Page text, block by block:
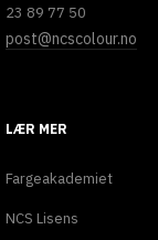
23 89 77 50
post@ncscolour.no
LÆR MER
Fargeakademiet
NCS Lisens